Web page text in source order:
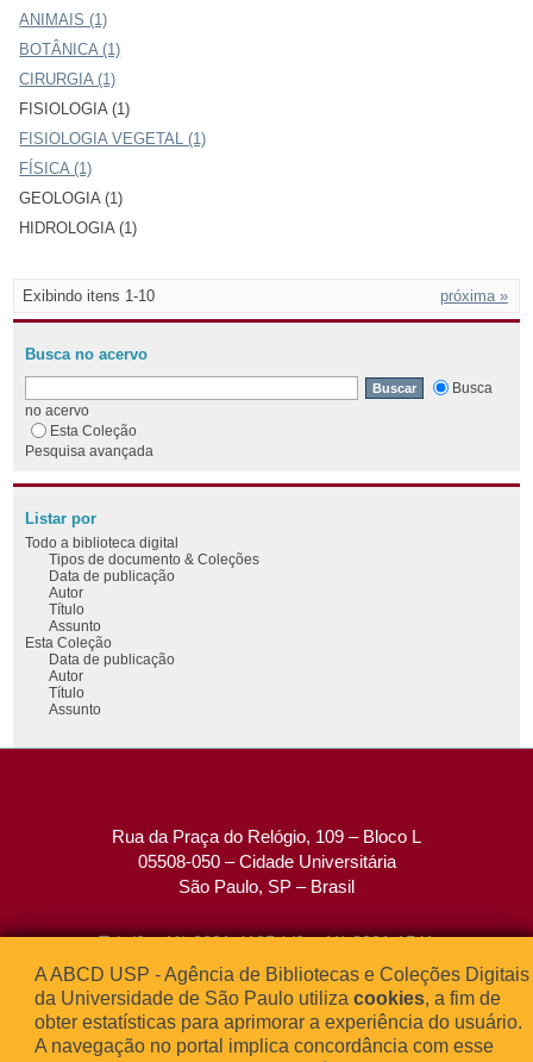
ANIMAIS (1)
BOTÂNICA (1)
CIRURGIA (1)
FISIOLOGIA (1)
FISIOLOGIA VEGETAL (1)
FÍSICA (1)
GEOLOGIA (1)
HIDROLOGIA (1)
Exibindo itens 1-10 próxima »
Busca no acervo
Busca
no acervo
Esta Coleção
Pesquisa avançada
Listar por
Todo a biblioteca digital
Tipos de documento & Coleções
Data de publicação
Autor
Título
Assunto
Esta Coleção
Data de publicação
Autor
Título
Assunto
Rua da Praça do Relógio, 109 – Bloco L
05508-050 – Cidade Universitária
São Paulo, SP – Brasil
Tel: (0xx11) 3091-4195 / (0xx11) 3091-1541
Fax: (0xx11) 3091-1567
E-mail:atendimento@abcd.usp.br
A ABCD USP - Agência de Bibliotecas e Coleções Digitais
da Universidade de São Paulo utiliza cookies, a fim de
obter estatísticas para aprimorar a experiência do usuário.
A navegação no portal implica concordância com esse